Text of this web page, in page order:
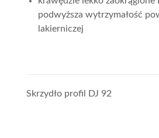
podwyższa wytrzymałość
lakierniczej
Skrzydło profil DJ 92